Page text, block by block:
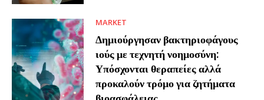
MARKET
Δημιούργησαν βακτηριοφάγους
ιούς με τεχνητή νοημοσύνη:
Υπόσχονται θεραπείες αλλά
προκαλούν τρόμο για ζητήματα